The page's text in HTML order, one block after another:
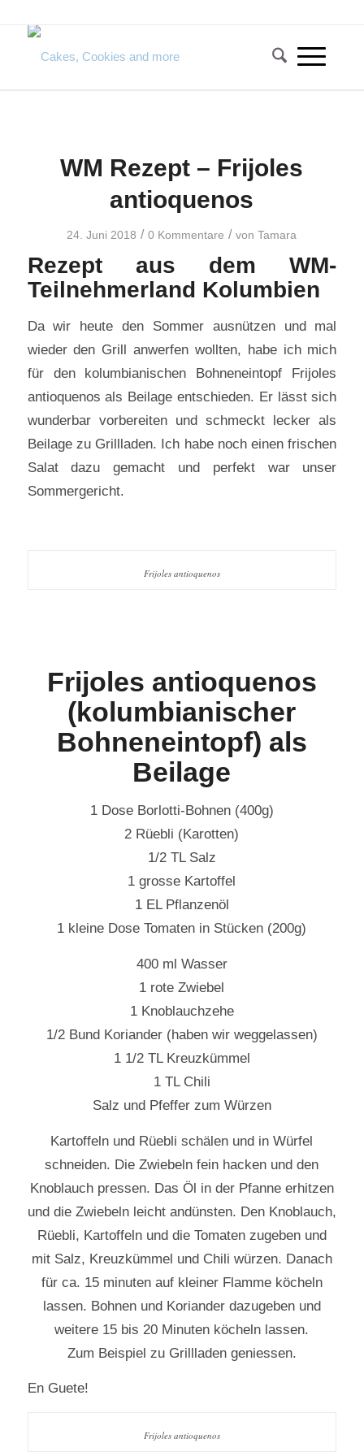
WM Rezept – Frijoles
antioquenos
24. Juni 2018 / 0 Kommentare / vonTamara
Rezept aus dem WM-
Teilnehmerland Kolumbien
Da wir heute den Sommer ausnützen und mal
wieder den Grill anwerfen wollten, habe ich mich
für den kolumbianischen Bohneneintopf Frijoles
antioquenos als Beilage entschieden. Er lässt sich
wunderbar vorbereiten und schmeckt lecker als
Beilage zu Grillladen. Ich habe noch einen frischen
Salat dazu gemacht und perfekt war unser
Sommergericht.
Frijoles antioquenos
Frijoles antioquenos
(kolumbianischer
Bohneneintopf) als
Beilage
1 Dose Borlotti-Bohnen (400g)
2 Rüebli (Karotten)
1/2 TL Salz
1 grosse Kartoffel
1 EL Pflanzenöl
1 kleine Dose Tomaten in Stücken (200g)
400 ml Wasser
1 rote Zwiebel
1 Knoblauchzehe
1/2 Bund Koriander (haben wir weggelassen)
1 1/2 TL Kreuzkümmel
1 TL Chili
Salz und Pfeffer zum Würzen
Kartoffeln und Rüebli schälen und in Würfel
schneiden. Die Zwiebeln fein hacken und den
Knoblauch pressen. Das Öl in der Pfanne erhitzen
und die Zwiebeln leicht andünsten. Den Knoblauch,
Rüebli, Kartoffeln und die Tomaten zugeben und
mit Salz, Kreuzkümmel und Chili würzen. Danach
für ca. 15 minuten auf kleiner Flamme köcheln
lassen. Bohnen und Koriander dazugeben und
weitere 15 bis 20 Minuten köcheln lassen.
Zum Beispiel zu Grillladen geniessen.
En Guete!
Frijoles antioquenos